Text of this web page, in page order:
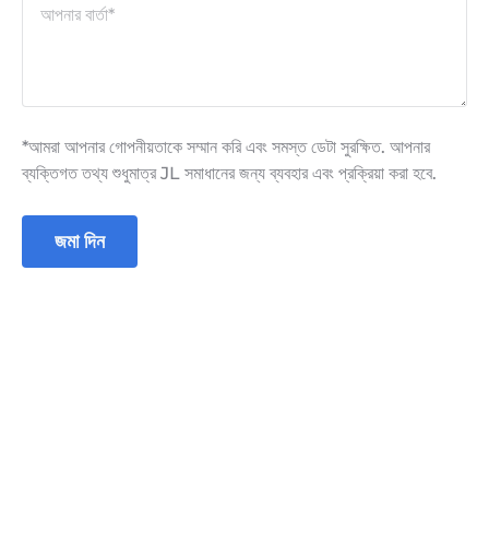
*আমরা আপনার গোপনীয়তাকে সম্মান করি এবং সমস্ত ডেটা সুরক্ষিত. আপনার
ব্যক্তিগত তথ্য শুধুমাত্র JL সমাধানের জন্য ব্যবহার এবং প্রক্রিয়া করা হবে.
জমা দিন